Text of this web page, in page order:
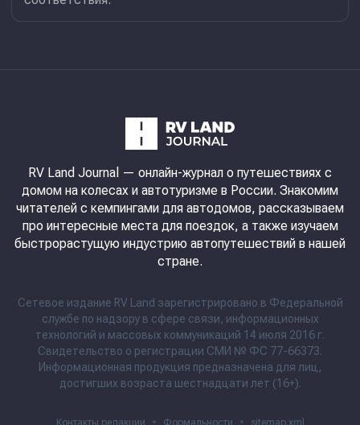
RV Land Journal — онлайн-журнал о путешествиях с
домом на колесах и автотуризме в России. Знакомим
читателей с кемпингами для автодомов, рассказываем
про интересные места для поездок, а также изучаем
быстрорастущую индустрию автопутешествий в нашей
стране.
Сетевое издание RV Land зарегистрировано в Федеральной
службе по надзору в сфере связи, информационных
технологий и массовых коммуникаций 14 июля 2016 г.
Свидетельство о регистрации СМИ № ФС 77-66373.
Информационная продукция предназначена для лиц,
достигших возраста шестнадцати лет (16+).
Контакты редакции • Формальности • sitemap.xml